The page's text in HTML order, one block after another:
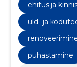
ehitus ja
üld- ja
puhastamine